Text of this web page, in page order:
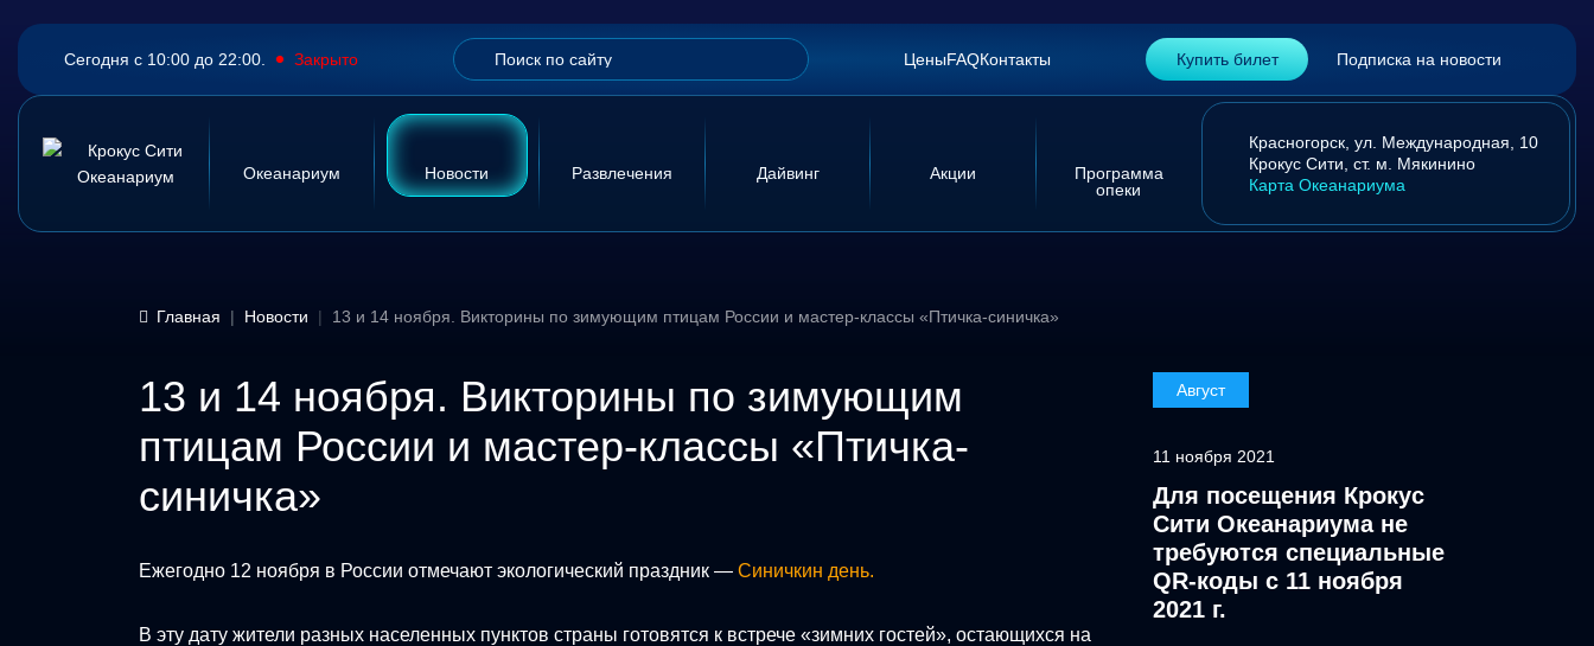
Сегодня с 10:00 до 22:00. Закрыто ЦеныFAQКонтакты Купить билет Подписка на новости
Океанариум Новости Развлечения Дайвинг Акции
Программа
опеки
Красногорск, ул. Международная, 10
Крокус Сити, ст. м. Мякинино
Карта Океанариума
Главная Новости 13 и 14 ноября. Викторины по зимующим птицам России и мастер-классы «Птичка-синичка»
13 и 14 ноября. Викторины по зимующим
птицам России и мастер-классы «Птичка-
синичка»
Ежегодно 12 ноября в России отмечают экологический праздник — Синичкин день.
В эту дату жители разных населенных пунктов страны готовятся к встрече «зимних гостей», остающихся на
Август
11 ноября 2021
Для посещения Крокус
Сити Океанариума не
требуются специальные
QR-коды с 11 ноября
2021 г.